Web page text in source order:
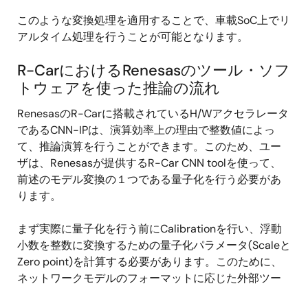
このような変換処理を適用することで、車載SoC上でリ
アルタイム処理を行うことが可能となります。
R-CarにおけるRenesasのツール・ソフ
トウェアを使った推論の流れ
RenesasのR-Carに搭載されているH/Wアクセラレータ
であるCNN-IPは、演算効率上の理由で整数値によっ
て、推論演算を行うことができます。このため、ユー
ザは、Renesasが提供するR-Car CNN toolを使って、
前述のモデル変換の１つである量子化を行う必要があ
ります。
まず実際に量子化を行う前にCalibrationを行い、浮動
小数を整数に変換するための量子化パラメータ(Scaleと
Zero point)を計算する必要があります。このために、
ネットワークモデルのフォーマットに応じた外部ツー